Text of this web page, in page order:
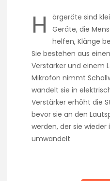
H
örgeräte sind
Geräte, die
helfen, Klänge
Sie bestehen aus
Verstärker und einem
Mikrofon nimmt
wandelt sie in
Verstärker erhöht die
bevor sie an den
werden, der sie wieder
umwandelt